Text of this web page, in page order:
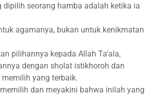
dipilih seorang hamba adalah ketika ia
agamanya, bukan untuk kenikmatan
pilihannya kepada Allah Ta’ala,
dengan sholat istikhoroh dan
yang terbaik.
dan meyakini bahwa inilah yang